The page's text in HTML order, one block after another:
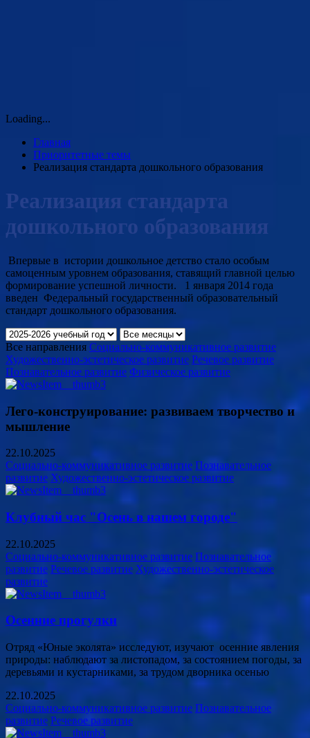
Loading...
Главная
Приоритетные темы
Реализация стандарта дошкольного образования
Реализация стандарта
дошкольного образования
Впервые в истории дошкольное детство стало особым
самоценным уровнем образования, ставящий главной целью
формирование успешной личности.
1 января 2014 года
введен Федеральный государственный образовательный
стандарт дошкольного образования.
Все направления Социально-коммуникативное развитие
Художественно-эстетическое развитие Речевое развитие
Познавательное развитие Физическое развитие
Лего-конструирование: развиваем творчество и
мышление
22.10.2025
Социально-коммуникативное развитие Познавательное
развитие Художественно-эстетическое развитие
Клубный час "Осень в нашем городе"
22.10.2025
Социально-коммуникативное развитие Познавательное
развитие Речевое развитие Художественно-эстетическое
развитие
Осенние прогулки
Отряд «Юные эколята» исследуют, изучают осенние явления
природы: наблюдают за листопадом, за состоянием погоды, за
деревьями и кустарниками, за трудом дворника осенью
22.10.2025
Социально-коммуникативное развитие Познавательное
развитие Речевое развитие